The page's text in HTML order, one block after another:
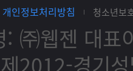
개인정보처리방침 청소년보
: ㈜웹젠 대표
2012-경기